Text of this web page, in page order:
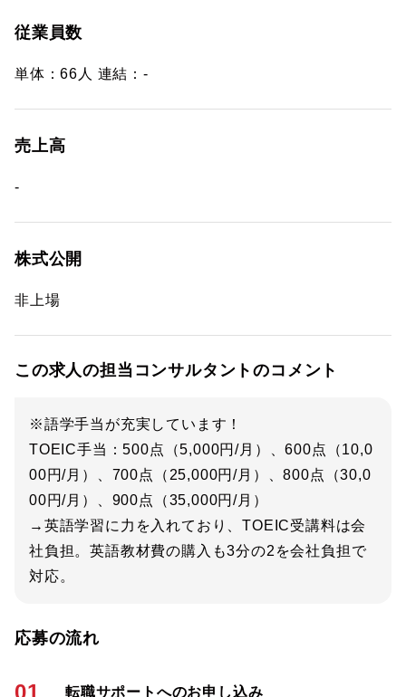
従業員数
単体：66人 連結：-
売上高
-
株式公開
非上場
この求人の担当コンサルタントのコメント
※語学手当が充実しています！
TOEIC手当：500点（5,000円/月）、600点（10,0
00円/月）、700点（25,000円/月）、800点（30,0
00円/月）、900点（35,000円/月）
→英語学習に力を入れており、TOEIC受講料は会
社負担。英語教材費の購入も3分の2を会社負担で
対応。
応募の流れ
01 転職サポートへのお申し込み